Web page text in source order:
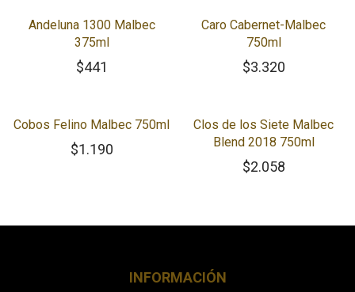
Andeluna 1300 Malbec
375ml
$441
Caro Cabernet-Malbec
750ml
$3.320
Cobos Felino Malbec 750ml
$1.190
Clos de los Siete Malbec
Blend 2018 750ml
$2.058
INFORMACIÓN